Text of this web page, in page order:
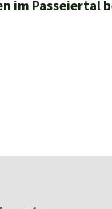
im Passeiertal